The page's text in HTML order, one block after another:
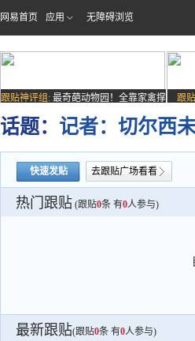
网易首页 应用 无障碍浏览
跟贴神评组: 最奇葩动物园！全靠家禽撑
场子
跟
话题： 记者：切尔西
快速发贴 去跟贴广场看看
热门跟贴 (跟贴0条 有0人参与)
最新跟贴(跟贴0条 有0人参与)